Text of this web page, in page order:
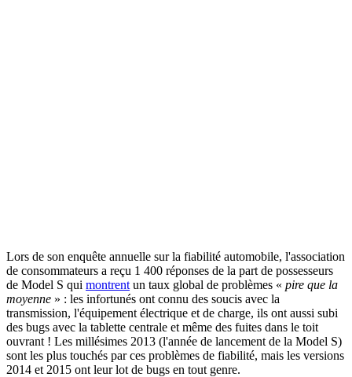
Lors de son enquête annuelle sur la fiabilité automobile, l'association
de consommateurs a reçu 1 400 réponses de la part de possesseurs
de Model S qui montrent un taux global de problèmes « pire que la
moyenne » : les infortunés ont connu des soucis avec la
transmission, l'équipement électrique et de charge, ils ont aussi subi
des bugs avec la tablette centrale et même des fuites dans le toit
ouvrant ! Les millésimes 2013 (l'année de lancement de la Model S)
sont les plus touchés par ces problèmes de fiabilité, mais les versions
2014 et 2015 ont leur lot de bugs en tout genre.